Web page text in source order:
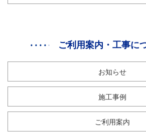
ご利用案内・工事に
お知らせ
施工事例
ご利用案内